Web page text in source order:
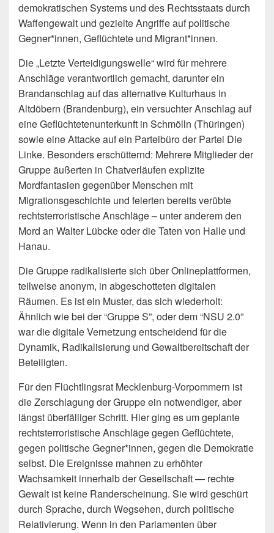
demokratischen Systems und des Rechtsstaats durch
Waffengewalt und gezielte Angriffe auf politische
Gegner*innen, Geflüchtete und Migrant*innen.
Die „Letzte Verteidigungswelle“ wird für mehrere
Anschläge verantwortlich gemacht, darunter ein
Brandanschlag auf das alternative Kulturhaus in
Altdöbern (Brandenburg), ein versuchter Anschlag auf
eine Geflüchtetenunterkunft in Schmölln (Thüringen)
sowie eine Attacke auf ein Parteibüro der Partei Die
Linke. Besonders erschütternd: Mehrere Mitglieder der
Gruppe äußerten in Chatverläufen explizite
Mordfantasien gegenüber Menschen mit
Migrationsgeschichte und feierten bereits verübte
rechtsterroristische Anschläge – unter anderem den
Mord an Walter Lübcke oder die Taten von Halle und
Hanau.
Die Gruppe radikalisierte sich über Onlineplattformen,
teilweise anonym, in abgeschotteten digitalen
Räumen. Es ist ein Muster, das sich wiederholt:
Ähnlich wie bei der “Gruppe S”, oder dem “NSU 2.0”
war die digitale Vernetzung entscheidend für die
Dynamik, Radikalisierung und Gewaltbereitschaft der
Beteiligten.
Für den Flüchtlingsrat Mecklenburg-Vorpommern ist
die Zerschlagung der Gruppe ein notwendiger, aber
längst überfälliger Schritt. Hier ging es um geplante
rechtsterroristische Anschläge gegen Geflüchtete,
gegen politische Gegner*innen, gegen die Demokratie
selbst. Die Ereignisse mahnen zu erhöhter
Wachsamkeit innerhalb der Gesellschaft — rechte
Gewalt ist keine Randerscheinung. Sie wird geschürt
durch Sprache, durch Wegsehen, durch politische
Relativierung. Wenn in den Parlamenten über